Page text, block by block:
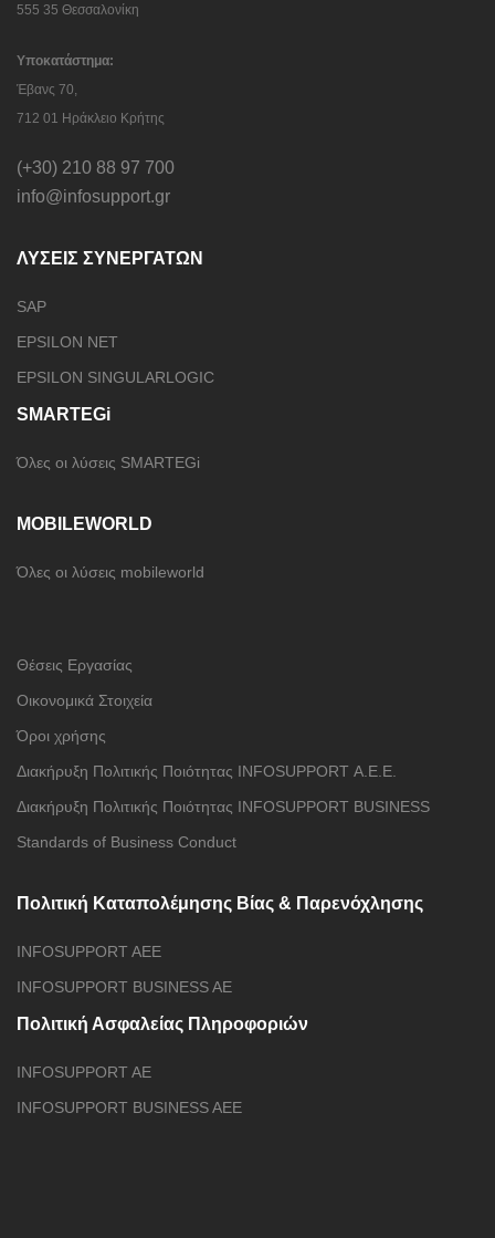
555 35 Θεσσαλονίκη
Υποκατάστημα:
Έβανς 70,
712 01 Ηράκλειο Κρήτης
(+30) 210 88 97 700
info@infosupport.gr
ΛΥΣΕΙΣ ΣΥΝΕΡΓΑΤΩΝ
SAP
EPSILON NET
EPSILON SINGULARLOGIC
SMARTEGi
Όλες οι λύσεις SMARTEGi
MOBILEWORLD
Όλες οι λύσεις mobileworld
Θέσεις Εργασίας
Οικονομικά Στοιχεία
Όροι χρήσης
Διακήρυξη Πολιτικής Ποιότητας INFOSUPPORT Α.Ε.E.
Διακήρυξη Πολιτικής Ποιότητας INFOSUPPORT BUSINESS
Standards of Business Conduct
Πολιτική Καταπολέμησης Βίας & Παρενόχλησης
INFOSUPPORT AEE
INFOSUPPORT BUSINESS AE
Πολιτική Ασφαλείας Πληροφοριών
INFOSUPPORT AE
INFOSUPPORT BUSINESS AEE